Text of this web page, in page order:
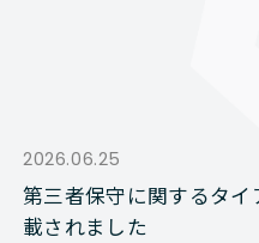
2026.06.25
第三者保守に関するタ
載されました